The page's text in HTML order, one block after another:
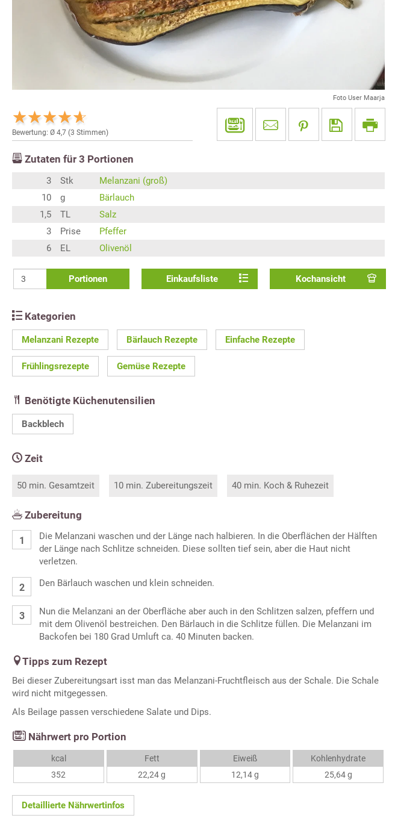
Foto User Maarja
Bewertung: Ø 4,7 (3 Stimmen)
Zutaten für 3 Portionen
3 Stk
Melanzani (groß)
10
g
Bärlauch
1,5
TL
Salz
3
Prise
Pfeffer
6
EL Olivenöl
Portionen Einkaufsliste Kochansicht
Kategorien
Melanzani Rezepte Bärlauch Rezepte Einfache Rezepte
Frühlingsrezepte Gemüse Rezepte
Benötigte Küchenutensilien
Backblech
Zeit
50 min. Gesamtzeit 10 min. Zubereitungszeit 40 min. Koch & Ruhezeit
Zubereitung
Die Melanzani waschen und der Länge nach halbieren. In die Oberflächen der Hälften
der Länge nach Schlitze schneiden. Diese sollten tief sein, aber die Haut nicht
verletzen.
Den Bärlauch waschen und klein schneiden.
Nun die Melanzani an der Oberfläche aber auch in den Schlitzen salzen, pfeffern und
mit dem Olivenöl bestreichen. Den Bärlauch in die Schlitze füllen. Die Melanzani im
Backofen bei 180 Grad Umluft ca. 40 Minuten backen.
Tipps zum Rezept
Bei dieser Zubereitungsart isst man das Melanzani-Fruchtfleisch aus der Schale. Die Schale
wird nicht mitgegessen.
Als Beilage passen verschiedene Salate und Dips.
Nährwert pro Portion
kcal
352
Fett
22,24 g
Eiweiß
12,14 g
Kohlenhydrate
25,64 g
Detaillierte Nährwertinfos